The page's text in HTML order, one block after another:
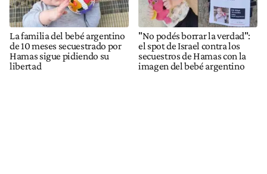
La familia del bebé argentino
de 10 meses secuestrado por
Hamas sigue pidiendo su
libertad
"No podés borrar la verdad":
el spot de Israel contra los
secuestros de Hamas con la
imagen del bebé argentino